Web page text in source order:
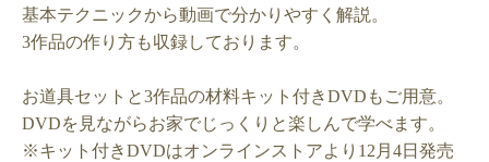
基本テクニックから動画で分かりやすく解説。
3作品の作り方も収録しております。
お道具セットと3作品の材料キット付きDVD もご用意。
DVDを見ながらお家でじっくりと楽しんで学べます。
※キット付きDVDはオンラインストアより 12 月 4日発売